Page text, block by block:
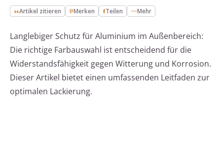
Artikel zitieren Merken Teilen Mehr
Langlebiger Schutz für Aluminium im Außenbereich:
Die richtige Farbauswahl ist entscheidend für die
Widerstandsfähigkeit gegen Witterung und Korrosion.
Dieser Artikel bietet einen umfassenden Leitfaden zur
optimalen Lackierung.